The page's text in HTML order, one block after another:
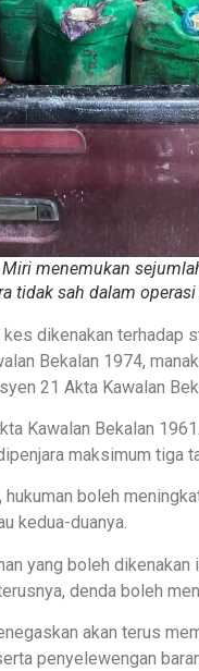
Miri menemukan
tidak sah dalam
dikenakan terhadap
Bekalan 1974,
21 Akta Kawalan
Kawalan Bekalan
maksimum tiga
hukuman boleh
kedua-duanya.
yang boleh
denda boleh
akan terus
penyelewengan